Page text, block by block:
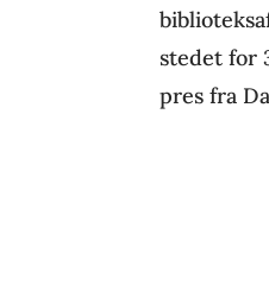
stedet for
pres fra